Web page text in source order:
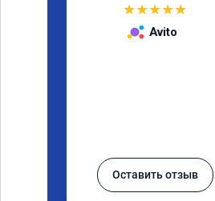
★★★★★
Avito
Оставить отзыв